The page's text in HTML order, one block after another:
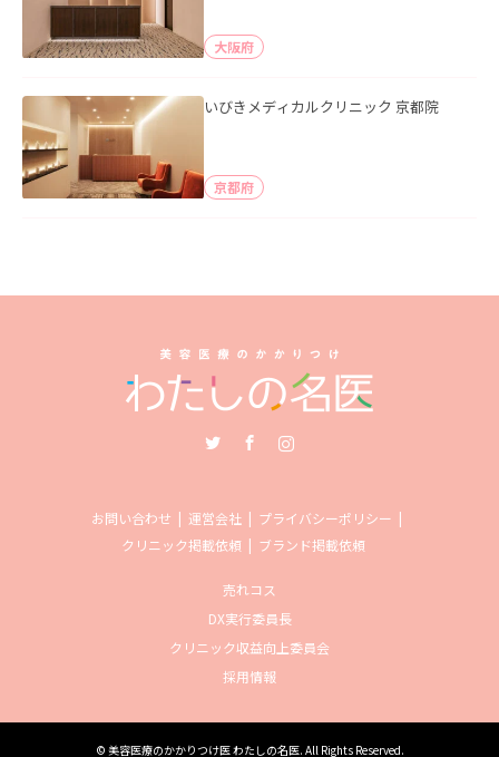
大阪府
いびきメディカルクリニック 京都院
京都府
お問い合わせ 運営会社
プライバシーポリシー
クリニック掲載依頼
ブランド掲載依頼
売れコス
DX実行委員長
クリニック収益向上委員会
採用情報
© 美容医療のかかりつけ医 わたしの名医. All Rights Reserved.